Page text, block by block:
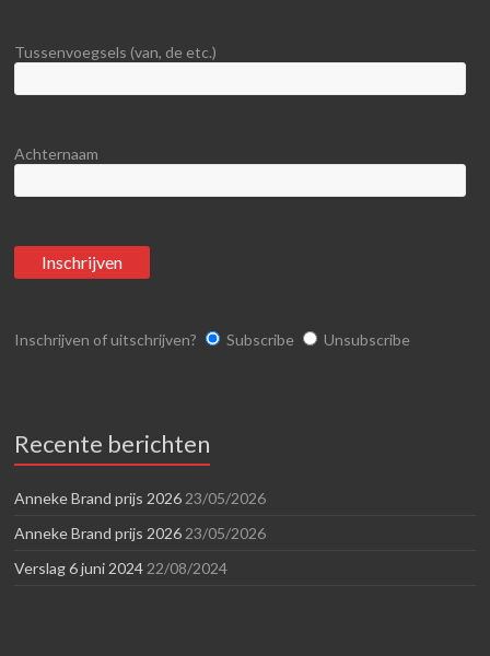
Tussenvoegsels (van, de etc.)
Achternaam
Inschrijven of uitschrijven? Subscribe Unsubscribe
Recente berichten
Anneke Brand prijs 2026 23/05/2026
Anneke Brand prijs 2026 23/05/2026
Verslag 6 juni 2024 22/08/2024